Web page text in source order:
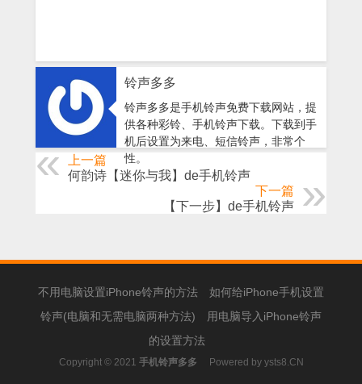
铃声多多
铃声多多是手机铃声免费下载网站，提
供各种彩铃、手机铃声下载。下载到手
机后设置为来电、短信铃声，非常个
性。
上一篇
何韵诗【迷你与我】de手机铃声
下一篇
【下一步】de手机铃声
不用电脑设置iPhone铃声的方法
如何给iPhone手机设置
铃声(电脑和无需电脑两种方法)
用电脑导入iPhone铃声
的设置方法
Copyright © 2021 手机铃声多多 Powered by ysts8.CN